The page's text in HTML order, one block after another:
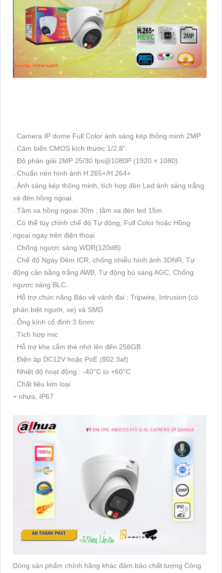
. Camera IP dome Full Color ánh sáng kép thông minh 2MP
. Cảm biến CMOS kích thước 1/2.8”.
. Độ phân giải 2MP 25/30 fps@1080P (1920 × 1080)
. Chuẩn nén hình ảnh H.265+/H.264+
. Ánh sáng kép thông minh, tích hợp đèn Led ánh sáng trắng
và đèn hồng ngoại.
. Tầm xa hồng ngoại 30m , tầm xa đèn led 15m
. Có thể tùy chỉnh chế độ Tự động, Full Color hoặc Hồng
ngoại ngay trên điện thoại
. Chống ngược sáng WDR(120dB)
. Chế độ Ngày Đêm ICR, chống nhiễu hình ảnh 3DNR, Tự
động cân bằng trắng AWB, Tự động bù sáng AGC, Chống
ngược sáng BLC.
. Hỗ trợ chức năng Bảo vệ vành đai : Tripwire, Intrusion (có
phân biệt người, xe) và SMD
. Ống kính cố định 3.6mm
. Tích hợp mic
. Hỗ trợ khe cắm thẻ nhớ lên đến 256GB
. Điện áp DC12V hoặc PoE (802.3af)
. Nhiệt độ hoạt động : -40°C to +60°C
. Chất liệu kim loại
+ nhựa, IP67
Dòng sản phẩm chính hãng khác đảm bảo chất lượng Công